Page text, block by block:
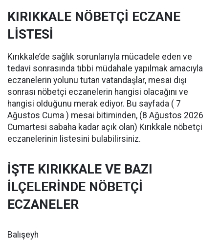
KIRIKKALE NÖBETÇİ ECZANE
LİSTESİ
Kırıkkale’de sağlık sorunlarıyla mücadele eden ve
tedavi sonrasında tıbbi müdahale yapılmak amacıyla
eczanelerin yolunu tutan vatandaşlar, mesai dışı
sonrası nöbetçi eczanelerin hangisi olacağını ve
hangisi olduğunu merak ediyor. Bu sayfada ( 7
Ağustos Cuma ) mesai bitiminden, (8 Ağustos 2026
Cumartesi sabaha kadar açık olan) Kırıkkale nöbetçi
eczanelerinin listesini bulabilirsiniz.
İŞTE KIRIKKALE VE BAZI
İLÇELERİNDE NÖBETÇİ
ECZANELER
Balışeyh